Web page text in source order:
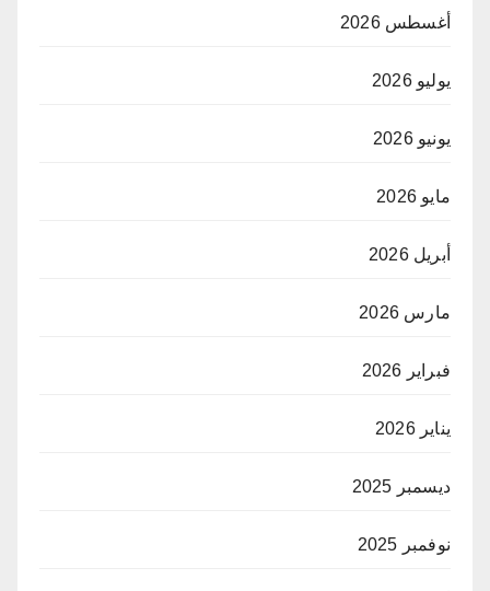
أغسطس 2026
يوليو 2026
يونيو 2026
مايو 2026
أبريل 2026
مارس 2026
فبراير 2026
يناير 2026
ديسمبر 2025
نوفمبر 2025